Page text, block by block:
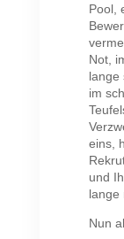
Pool,
Not,
lange
im
eins,
und
lange
Nun